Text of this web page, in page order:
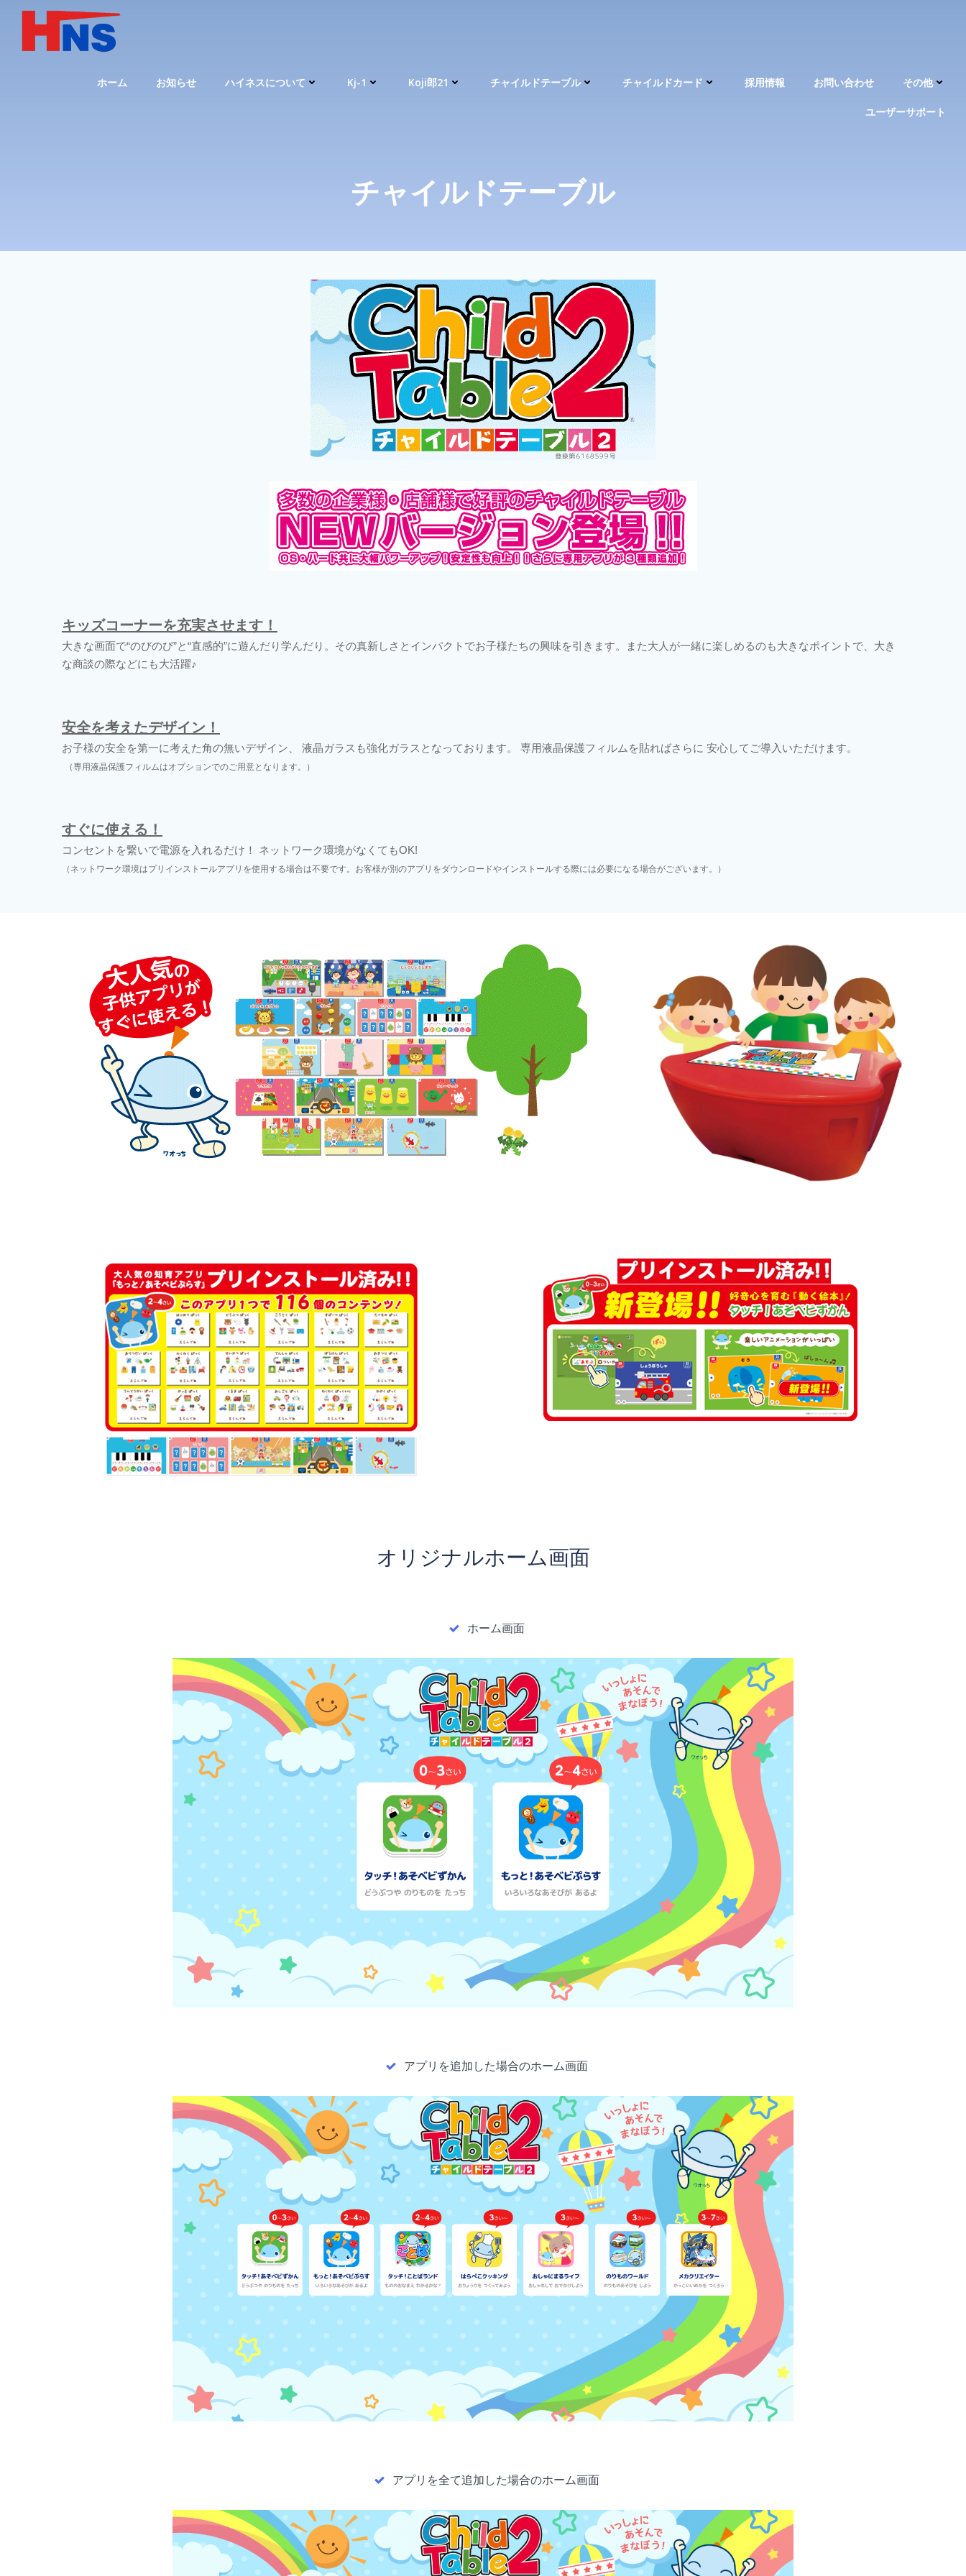
ホーム お知らせ ハイネスについて Kj-1 Koji郎21 チャイルドテーブル チャイルドカード 採用情報 お問い合わせ その他
ユーザーサポート
チャイルドテーブル
キッズコーナーを充実させます！
大きな画面で“のびのび”と“直感的”に遊んだり学んだり。その真新しさとインパクトでお子様たちの興味を引きます。また大人が一緒に楽しめるのも大きなポイントで、大き
な商談の際などにも大活躍♪
安全を考えたデザイン！
お子様の安全を第一に考えた角の無いデザイン、 液晶ガラスも強化ガラスとなっております。 専用液晶保護フィルムを貼ればさらに 安心してご導入いただけます。
（専用液晶保護フィルムはオプションでのご用意となります。）
すぐに使える！
コンセントを繋いで電源を入れるだけ！ ネットワーク環境がなくてもOK!
（ネットワーク環境はプリインストールアプリを使用する場合は不要です。お客様が別のアプリをダウンロードやインストールする際には必要になる場合がございます。）
オリジナルホーム画面
ホーム画面
アプリを追加した場合のホーム画面
アプリを全て追加した場合のホーム画面